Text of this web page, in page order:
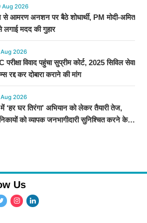
Aug 2026
से आमरण अनशन पर बैठे शोधार्थी, PM मोदी-अमित
लगाई मदद की गुहार​​​​​​​
2026
परीक्षा विवाद पहुंचा सुप्रीम कोर्ट, 2025 सिविल सेवा
रद्द कर दोबारा कराने की मांग
2026
में ‘हर घर तिरंगा’ अभियान को लेकर तैयारी तेज,
को व्यापक जनभागीदारी सुनिश्चित करने के
Us